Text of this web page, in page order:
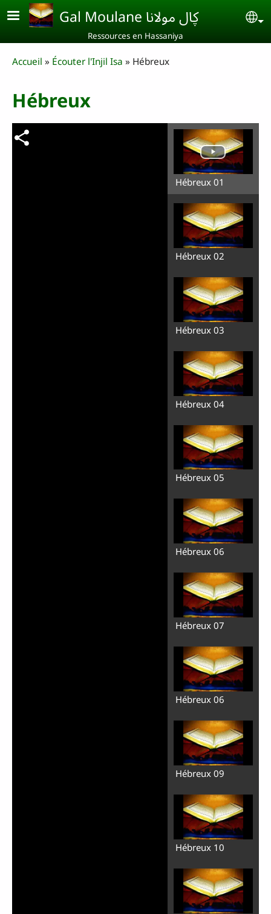
Aller au contenu principal Gal Moulane ڮال مولانا
Ressources en Hassaniya
Breadcrumb
Accueil Écouter l'Injil Isa Hébreux
Hébreux
Hébreux 01
Hébreux 02
Hébreux 03
Hébreux 04
Hébreux 05
Hébreux 06
Hébreux 07
Hébreux 06
Hébreux 09
Hébreux 10